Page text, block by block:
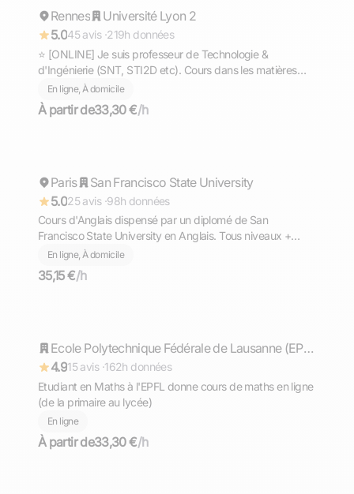
Répond rapidement
Rennes
Université Lyon 2
5.045 avis ·219h données
⭐ [ONLINE] Je suis professeur de Technologie &
d'Ingénierie (SNT, STI2D etc). Cours dans les matières
scientifiques (technologie, sciences et vie de la terre,
mathématiques, physique et chimie, EPI.
En ligne, À domicile
À partir de33,30 €/h
Répond rapidement
Paris
San Francisco State University
5.025 avis ·98h données
Cours d'Anglais dispensé par un diplomé de San
Francisco State University en Anglais. Tous niveaux +
TOEFL, TOEIC, GMAT
En ligne, À domicile
35,15 €/h
Répond rapidement
Ecole Polytechnique Fédérale de Lausanne (EPFL)
4.915 avis ·162h données
Etudiant en Maths à l'EPFL donne cours de maths en ligne
(de la primaire au lycée)
En ligne
À partir de33,30 €/h